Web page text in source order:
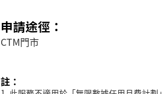
申請途徑：
CTM門市
註：